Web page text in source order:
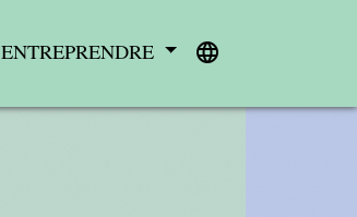
ENTREPRENDRE language